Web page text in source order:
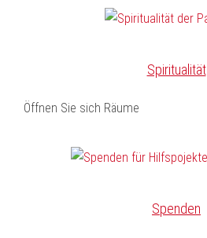
Spiritualität
Öffnen Sie sich Räume
Spenden